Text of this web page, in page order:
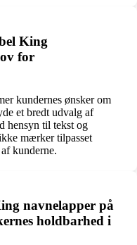
King
for
kundernes ønsker om
et bredt udvalg af
hensyn til tekst og
mærker tilpasset
kunderne.
navnelapper på
holdbarhed i